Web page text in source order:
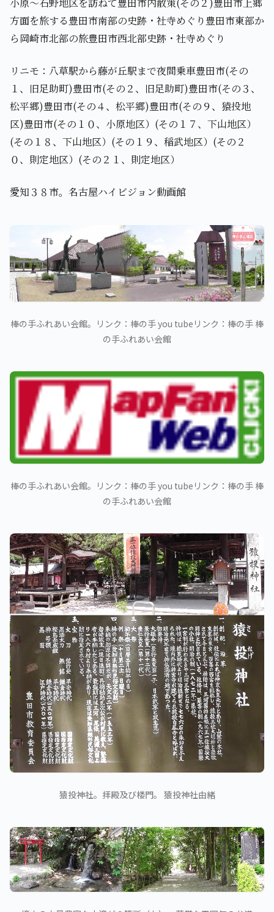
小原～石野地区を訪ねて豊田市内散策(その２)豊田市上郷
方面を旅する豊田市南部の史跡・社寺めぐり豊田市東部か
ら岡崎市北部の旅豊田市西北部史跡・社寺めぐり
リニモ：八草駅から藤が丘駅まで夜間乗車豊田市(その
１、旧足助町)豊田市(その２、旧足助町)豊田市(その３、
松平郷)豊田市(その４、松平郷)豊田市(その９、猿投地
区)豊田市(その１０、小原地区）(その１７、下山地区）
(その１８、下山地区）(その１９、稲武地区）(その２
０、則定地区）(その２１、則定地区）
愛知３８市。名古屋ハイビジョン動画館
棒の手ふれあい会館。リンク：棒の手 you tubeリンク：棒の手 棒
の手ふれあい会館
棒の手ふれあい会館。リンク：棒の手 you tubeリンク：棒の手 棒
の手ふれあい会館
猿投神社。拝殿及び楼門。 猿投神社由緒